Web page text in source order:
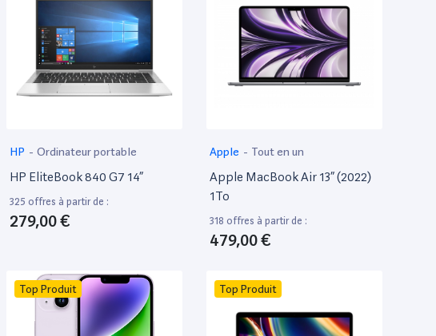
HP - Ordinateur portable
HP EliteBook 840 G7 14”
325 offres à partir de :
279,00 €
Apple - Tout en un
Apple MacBook Air 13” (2022)
1To
318 offres à partir de :
479,00 €
Top Produit Top Produit